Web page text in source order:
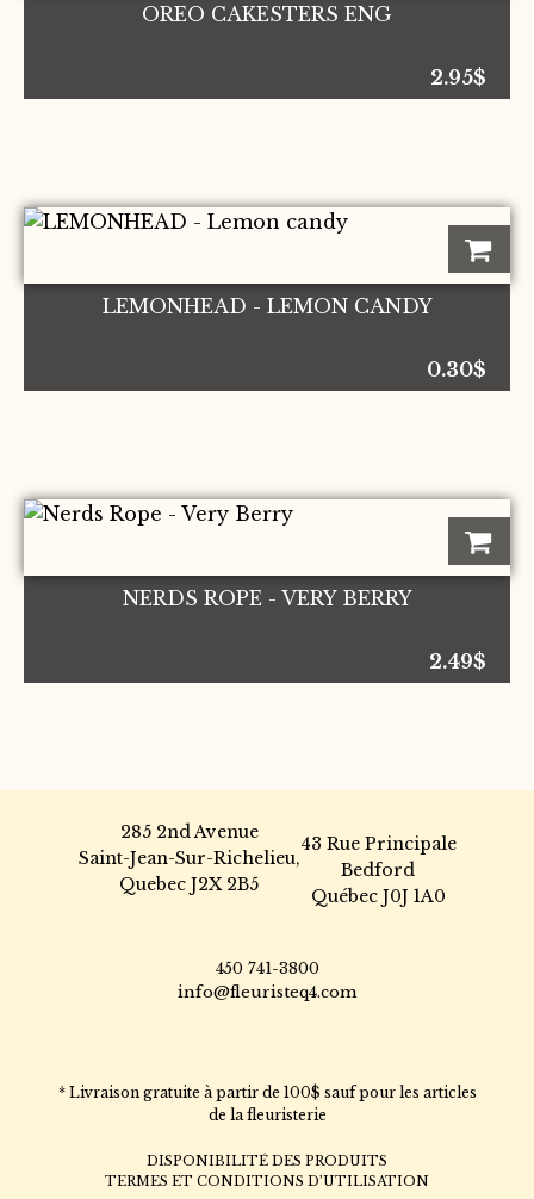
OREO CAKESTERS ENG
2.95$
LEMONHEAD - LEMON CANDY
0.30$
NERDS ROPE - VERY BERRY
2.49$
285 2nd Avenue
Saint-Jean-Sur-Richelieu,
Quebec J2X 2B5
43 Rue Principale
Bedford
Québec J0J 1A0
450 741-3800
info@fleuristeq4.com
* Livraison gratuite à partir de 100$ sauf pour les articles
de la fleuristerie
DISPONIBILITÉ DES PRODUITS
TERMES ET CONDITIONS D’UTILISATION